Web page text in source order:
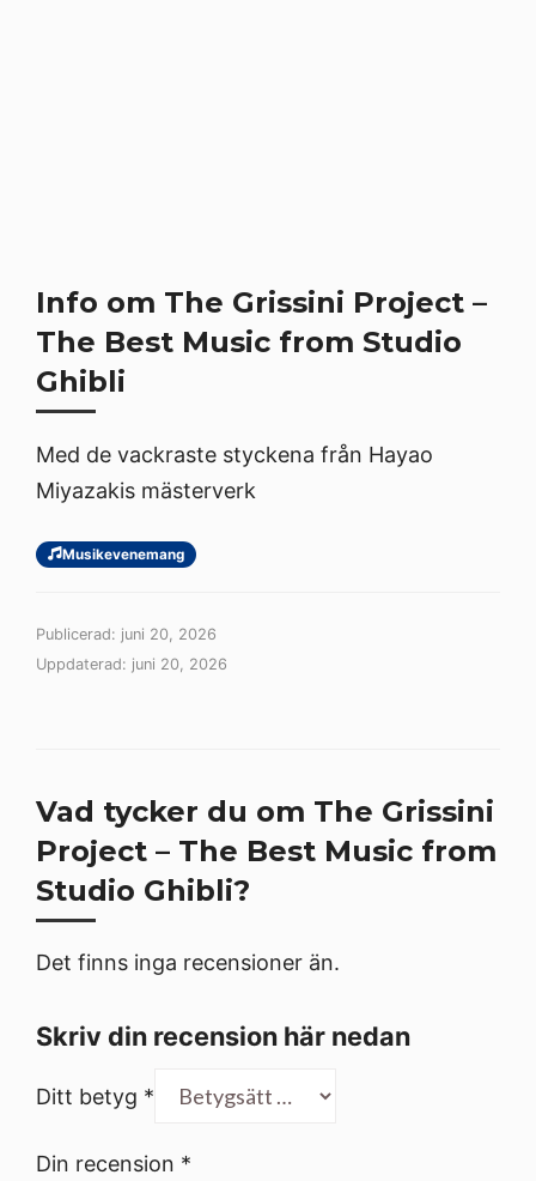
Info om The Grissini Project –
The Best Music from Studio
Ghibli
Med de vackraste styckena från Hayao
Miyazakis mästerverk
Musikevenemang
Publicerad: juni 20, 2026
Uppdaterad: juni 20, 2026
Vad tycker du om The Grissini
Project – The Best Music from
Studio Ghibli?
Det finns inga recensioner än.
Skriv din recension här nedan
Ditt betyg *
Din recension *